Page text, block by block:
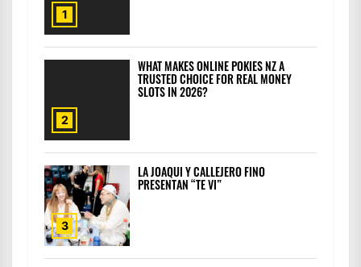
1
2
WHAT MAKES ONLINE POKIES NZ A
TRUSTED CHOICE FOR REAL MONEY
SLOTS IN 2026?
3
LA JOAQUI Y CALLEJERO FINO
PRESENTAN “TE VI”